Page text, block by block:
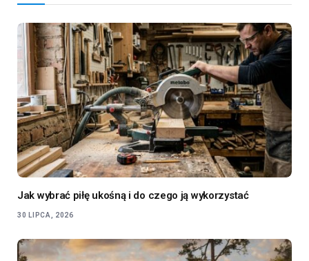
Jak wybrać piłę ukośną i do czego ją wykorzystać
30 LIPCA, 2026